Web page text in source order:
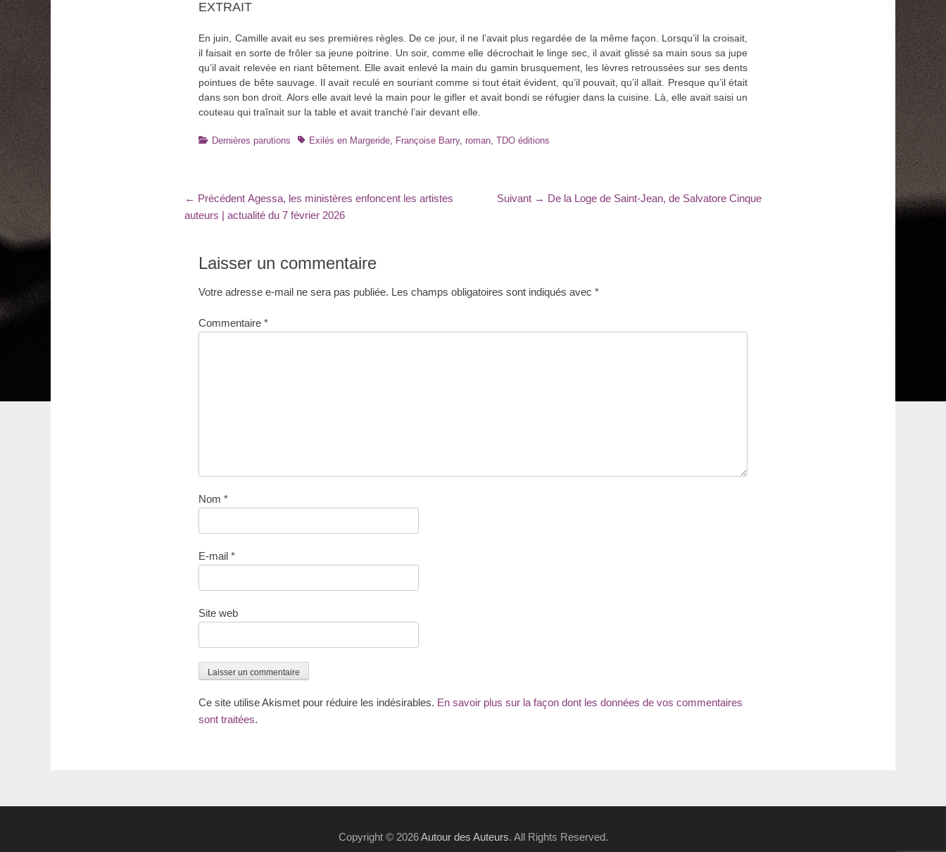
EXTRAIT
En juin, Camille avait eu ses premières règles. De ce jour, il ne l’avait plus regardée de la même façon. Lorsqu’il la croisait,
il faisait en sorte de frôler sa jeune poitrine. Un soir, comme elle décrochait le linge sec, il avait glissé sa main sous sa jupe
qu’il avait relevée en riant bêtement. Elle avait enlevé la main du gamin brusquement, les lèvres retroussées sur ses dents
pointues de bête sauvage. Il avait reculé en souriant comme si tout était évident, qu’il pouvait, qu’il allait. Presque qu’il était
dans son bon droit. Alors elle avait levé la main pour le gifler et avait bondi se réfugier dans la cuisine. Là, elle avait saisi un
couteau qui traînait sur la table et avait tranché l’air devant elle.
Catégories
Dernières parutions TagsExilés en Margeride Françoise Barry, roman TDO éditions
Navigation
de
← Précédent Article
précédent
Agessa, les ministères enfoncent les artistes
auteurs | actualité du 7 février 2026
Suivant → Article
De la Loge de Saint-Jean, de Salvatore Cinque
Laisser un commentaire
Votre adresse e-mail ne sera pas publiée. Les champs obligatoires sont indiqués avec *
Commentaire *
Nom *
E-mail *
Site web
Ce site utilise Akismet pour réduire les indésirables. En savoir plus sur la façon dont les données de vos commentaires
sont traitées.
Copyright © 2026Autour des Auteurs. All Rights Reserved.